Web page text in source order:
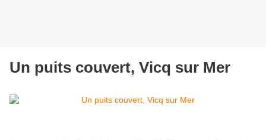
Un puits couvert, Vicq sur Mer